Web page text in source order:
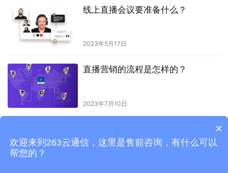
线上直播会议要准备什么？
2023年5月17日
直播营销的流程是怎样的？
2023年7月10日
×
欢迎来到263云通信，这里是售前咨询，有什么可以
帮您的？